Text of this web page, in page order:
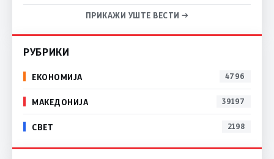
ПРИКАЖИ УШТЕ ВЕСТИ →
РУБРИКИ
ЕКОНОМИЈА 4796
МАКЕДОНИЈА 39197
СВЕТ 2198